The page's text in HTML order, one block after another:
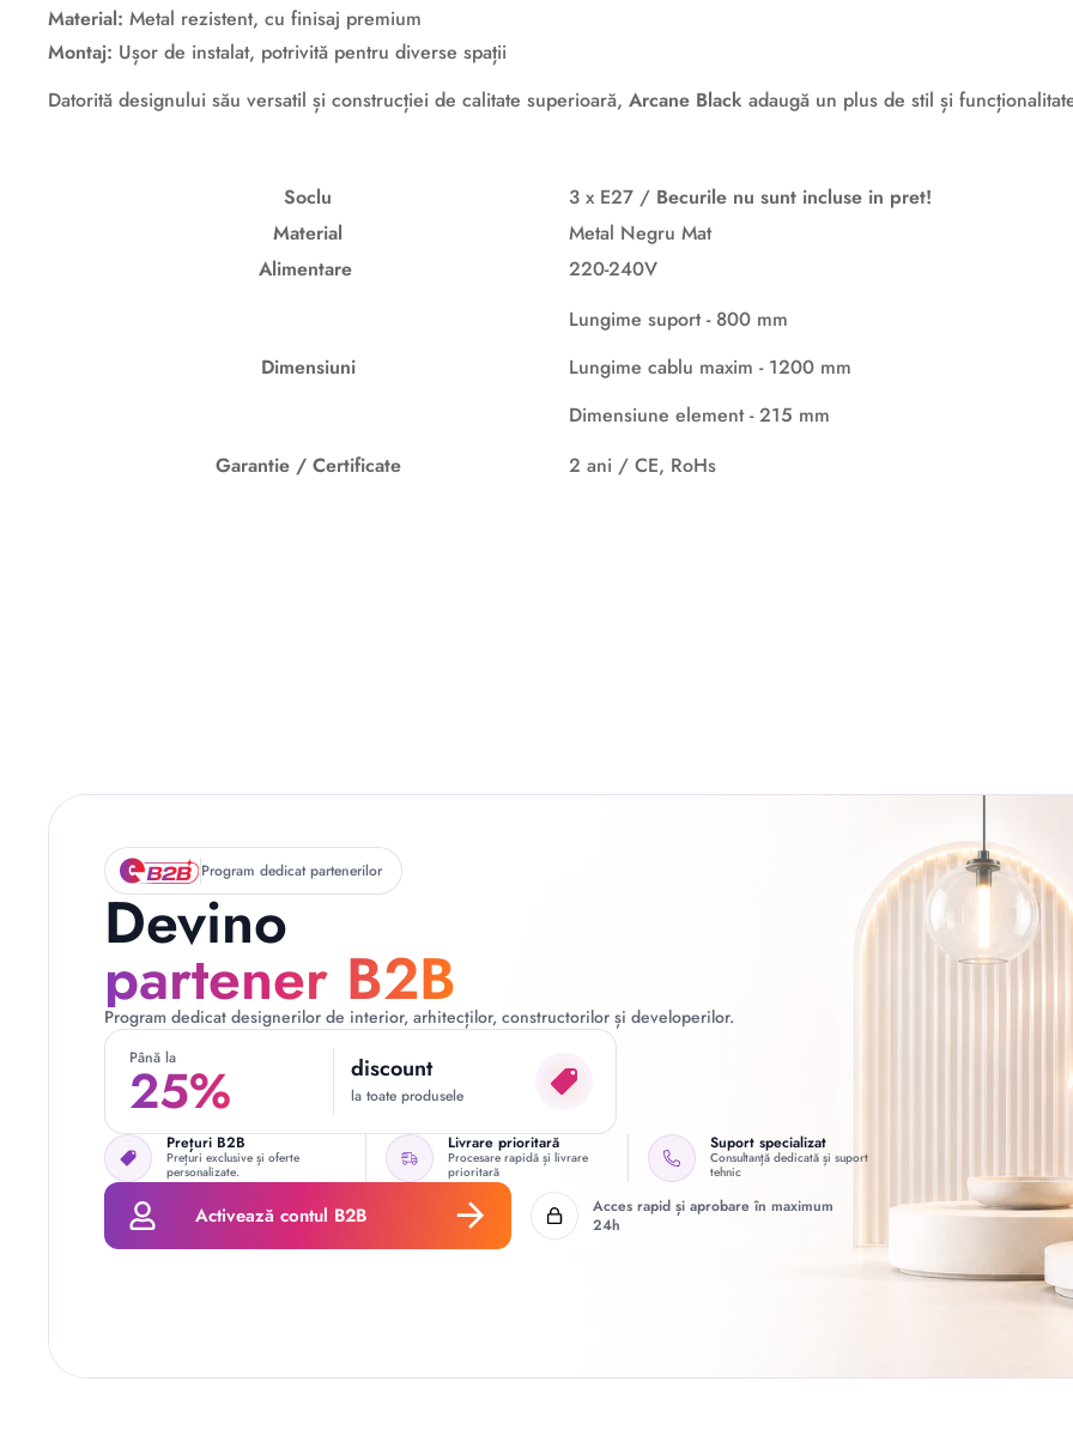
Material: Metal rezistent, cu finisaj premium
Montaj: Ușor de instalat, potrivită pentru diverse spații
Datorită designului său versatil și construcției de calitate superioară, Arcane Black adaugă un plus de stil și
Soclu 3 x E27 / Becurile nu sunt incluse in pret!
Material
Metal Negru Mat
Alimentare
220-240V
Dimensiuni
Lungime suport - 800 mm
Lungime cablu maxim - 1200 mm
Dimensiune element - 215 mm
Garantie / Certificate
2 ani / CE, RoHs
Program dedicat partenerilor
Devino
partener B2B
Program dedicat designerilor de interior, arhitecților, constructorilor și developerilor.
Până la
25% discount
la toate produsele
Prețuri B2B
Prețuri exclusive și oferte
personalizate.
Livrare prioritară
Procesare rapidă și livrare
prioritară
Suport specializat
Consultanță dedicată și suport
tehnic
Activează contul B2B
Acces rapid și aprobare în maximum
24h